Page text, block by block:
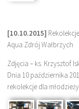
[10.10.2015]
Aqua Zdrój Wałbrzych
Zdjęcia – ks. Krzysztof
Dnia 10 października
rekolekcje dla